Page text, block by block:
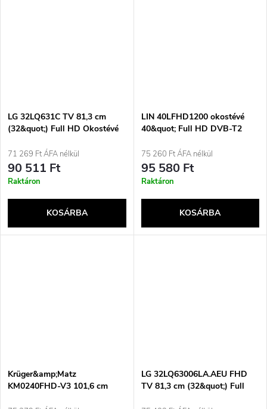
LG 32LQ631C TV 81,3 cm
(32&quot;) Full HD Okostévé
71 269 Ft ÁFA nélkül
90 511 Ft
Raktáron
KOSÁRBA
LIN 40LFHD1200 okostévé
40&quot; Full HD DVB-T2
75 260 Ft ÁFA nélkül
95 580 Ft
Raktáron
KOSÁRBA
Krüger&amp;Matz
KM0240FHD-V3 101,6 cm
LG 32LQ63006LA.AEU FHD
TV 81,3 cm (32&quot;) Full